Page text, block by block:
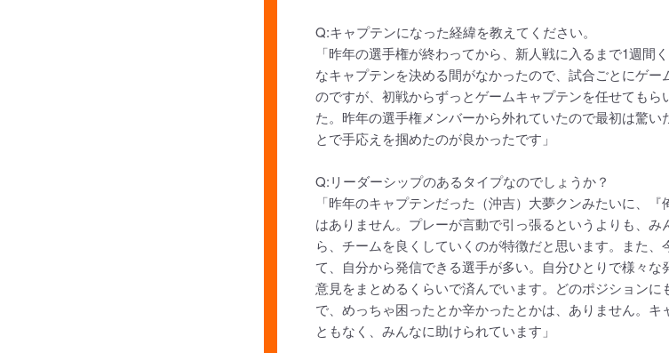
Q:キャプテンになった経緯を教えてください。
「昨年の選手権が終わってから、新人戦に入るまで1週間
なキャプテンを決める間がなかったので、試合ごとにゲ
のですが、初戦からずっとゲームキャプテンを任せてもら
た。昨年の選手権メンバーから外れていたので最初は驚い
とで手応えを掴めたのが良かったです」
Q:リーダーシップのあるタイプなのでしょうか？
「昨年のキャプテンだった（沖吉）大夢クンみたいに、
はありません。プレーが言動で引っ張るというよりも、
ら、チームを良くしていくのが特徴だと思います。また
て、自分から発信できる選手が多い。自分ひとりで様々
意見をまとめるくらいで済んでいます。どのポジション
で、めっちゃ困ったとか辛かったとかは、ありません。キ
ともなく、みんなに助けられています」